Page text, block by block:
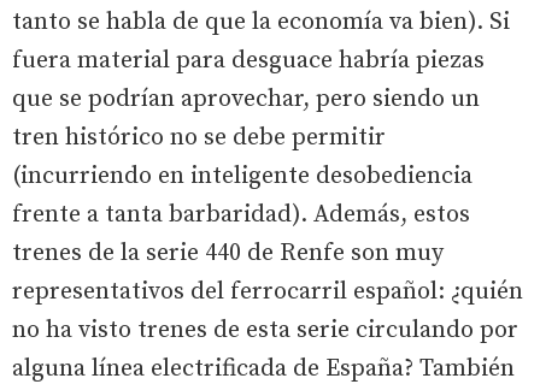
tanto se habla de que la economía va bien). Si
fuera material para desguace habría piezas
que se podrían aprovechar, pero siendo un
tren histórico no se debe permitir
(incurriendo en inteligente desobediencia
frente a tanta barbaridad). Además, estos
trenes de la serie 440 de Renfe son muy
representativos del ferrocarril español: ¿quién
no ha visto trenes de esta serie circulando por
alguna línea electrificada de España? También